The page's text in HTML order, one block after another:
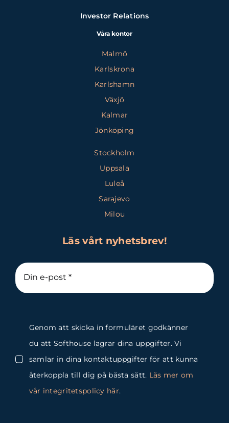
Investor Relations
Våra kontor
Malmö
Karlskrona
Karlshamn
Växjö
Kalmar
Jönköping
Stockholm
Uppsala
Luleå
Sarajevo
Milou
Läs vårt nyhetsbrev!
Genom att skicka in formuläret godkänner
du att Softhouse lagrar dina uppgifter. Vi
samlar in dina kontaktuppgifter för att kunna
återkoppla till dig på bästa sätt. Läs mer om
vår integritetspolicy här.